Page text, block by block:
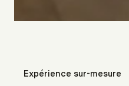
Expérience sur-mesure